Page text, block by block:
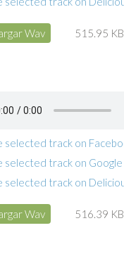
Wav 515.95 KB
Wav 516.39 KB